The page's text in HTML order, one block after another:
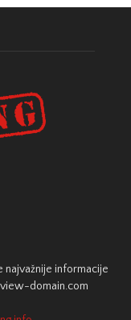
najvažnije informacije
domain.com